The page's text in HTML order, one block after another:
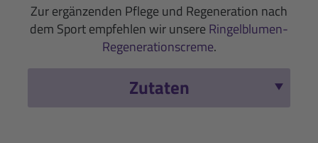
Zur ergänzenden Pflege und Regeneration nach
dem Sport empfehlen wir unsere Ringelblumen-
Regenerationscreme.
Zutaten